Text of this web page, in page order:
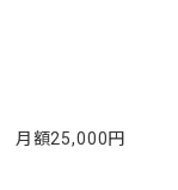
月額25,000円